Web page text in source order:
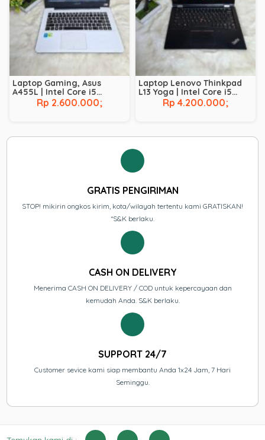
Laptop Gaming, Asus
A455L | Intel Core i5
Broadwell – 5200U | NVIDIA
GeForce 930M | RAM 8 GB |
Rp 2.600.000;
Laptop Lenovo Thinkpad
L13 Yoga | Intel Core i5
Comet Lake – 10210U | RAM
8 GB | SSD 256 GB |
Rp 4.200.000;
GRATIS PENGIRIMAN
STOP! mikirin ongkos kirim, kota/wilayah tertentu kami GRATISKAN!
*S&K berlaku.
CASH ON DELIVERY
Menerima CASH ON DELIVERY / COD untuk kepercayaan dan
kemudah Anda. S&K berlaku.
SUPPORT 24/7
Customer sevice kami siap membantu Anda 1x24 Jam, 7 Hari
Seminggu.